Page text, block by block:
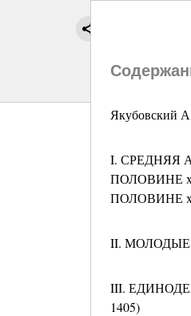
Якубовский
I. СРЕДНЯЯ
ПОЛОВИНЕ
ПОЛОВИНЕ
II.
III.
1405)